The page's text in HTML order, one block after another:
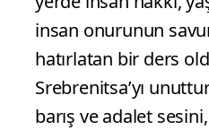
insan onurunun
hatırlatan bir ders
Srebrenitsa’yı
barış ve adalet